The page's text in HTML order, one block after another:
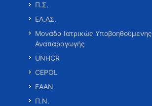
Π.Σ.
ΕΛ.ΑΣ.
Μονάδα Ιατρικώς Υποβοηθούμενης
Αναπαραγωγής
UNHCR
CEPOL
ΕΑΑΝ
Π.Ν.